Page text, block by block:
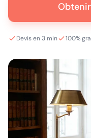
Devis en 3 min 100%